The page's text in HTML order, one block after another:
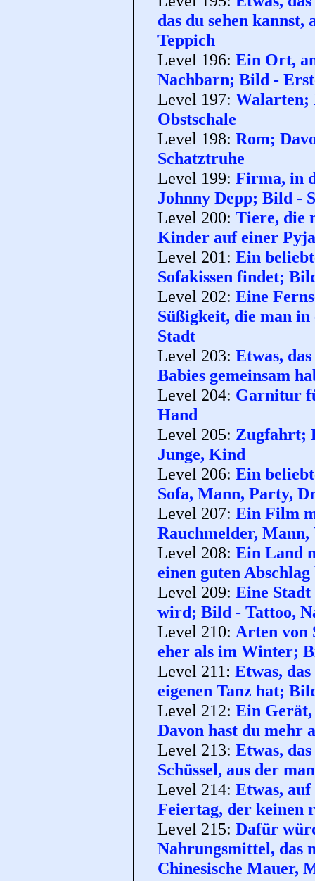
das du sehen
Teppich
Level 196: Ein Ort,
Nachbarn; Bild -
Level 197: Walarten;
Obstschale
Level 198: Rom;
Schatztruhe
Level 199: Firma, in
Johnny Depp; Bild -
Level 200: Tiere, die
Kinder auf einer
Level 201: Ein
Sofakissen findet;
Level 202: Eine
Süßigkeit, die man
Stadt
Level 203: Etwas,
Babies gemeinsam
Level 204: Garnitur
Hand
Level 205: Zugfahrt;
Junge, Kind
Level 206: Ein
Sofa, Mann, Party,
Level 207: Ein Film
Rauchmelder, Mann,
Level 208: Ein Land
einen guten
Level 209: Eine
wird; Bild - Tattoo,
Level 210: Arten von
eher als im Winter;
Level 211: Etwas,
eigenen Tanz hat;
Level 212: Ein Gerät,
Davon hast du mehr
Level 213: Etwas,
Schüssel, aus der
Level 214: Etwas,
Feiertag, der keinen
Level 215: Dafür
Nahrungsmittel, das
Chinesische Mauer,